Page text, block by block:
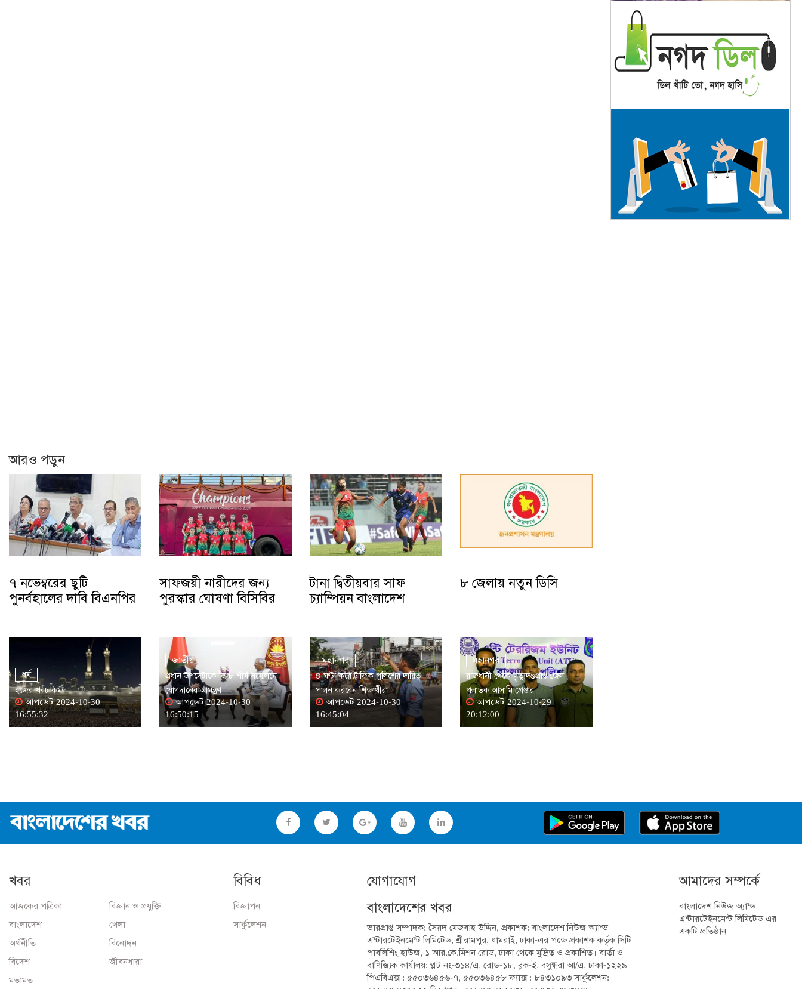
আরও পড়ুন
৭ নভেম্বরের ছুটি
পুনর্বহালের দাবি বিএনপির
সাফজয়ী নারীদের জন্য
পুরস্কার ঘোষণা বিসিবির
টানা দ্বিতীয়বার সাফ
চ্যাম্পিয়ন বাংলাদেশ
৮ জেলায় নতুন ডিসি
ধর্ম
হজের খরচ কমল
আপডেট 2024-10-30
16:55:32
জাতীয়
প্রধান উপদেষ্টাকে ডি-৮ শীর্ষ সম্মেলনে
যোগদানের আমন্ত্রণ
আপডেট 2024-10-30
16:50:15
মহানগর
৪ ঘণ্টা করে ট্রাফিক পুলিশের দায়িত্ব
পালন করবেন শিক্ষার্থীরা
আপডেট 2024-10-30
16:45:04
মহানগর
রাজধানী থেকে মৃত্যুদণ্ডপ্রাপ্ত জেল
পলাতক আসামি গ্রেপ্তার
আপডেট 2024-10-29
20:12:00
খবর
আজকের পত্রিকা
বাংলাদেশ
অর্থনীতি
বিদেশ
মতামত
বিজ্ঞান ও প্রযুক্তি
খেলা
বিনোদন
জীবনধারা
বিবিধ
বিজ্ঞাপন
সার্কুলেশন
যোগাযোগ
বাংলাদেশের খবর
ভারপ্রাপ্ত সম্পাদক: সৈয়দ মেজবাহ উদ্দিন, প্রকাশক: বাংলাদেশ নিউজ অ্যান্ড
এন্টারটেইনমেন্ট লিমিটেড, শ্রীরামপুর, ধামরাই, ঢাকা-এর পক্ষে প্রকাশক কর্তৃক সিটি
পাবলিশিং হাউজ, ১ আর.কে.মিশন রোড, ঢাকা থেকে মুদ্রিত ও প্রকাশিত। বার্তা ও
বাণিজ্যিক কার্যালয়: প্লট নং-৩১৪/এ, রোড-১৮, ব্লক-ই, বসুন্ধরা আ/এ, ঢাকা-১২২৯।
পিএবিএক্স : ৫৫০৩৬৪৫৬-৭, ৫৫০৩৬৪৫৮ ফ্যাক্স : ৮৪৩১০৯৩ সার্কুলেশন:
আমাদের সম্পর্কে
বাংলাদেশ নিউজ অ্যান্ড
এন্টারটেইনমেন্ট লিমিটেড এর
একটি প্রতিষ্ঠান